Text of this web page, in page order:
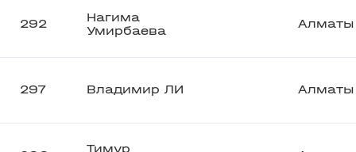
292
Нагима
Умирбаева
Алматы
297 Владимир ЛИ Алматы